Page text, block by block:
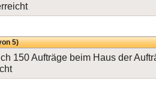
5)
150 Aufträge beim Haus der